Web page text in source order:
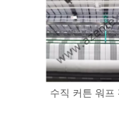
수직 커튼 워프